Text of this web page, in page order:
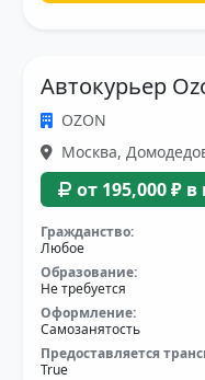
Автокурьер
OZON
Москва,
от 195,000 ₽
Гражданство:
Любое
Образование:
Не требуется
Оформление:
Самозанятость
Предоставляется
True